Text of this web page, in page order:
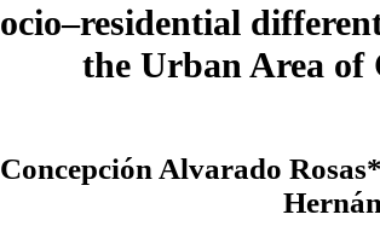
the Urban Area of
Concepción Alvarado